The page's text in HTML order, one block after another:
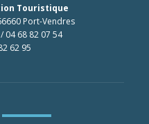
Touristique
Port-Vendres
04 68 82 07 54
62 95